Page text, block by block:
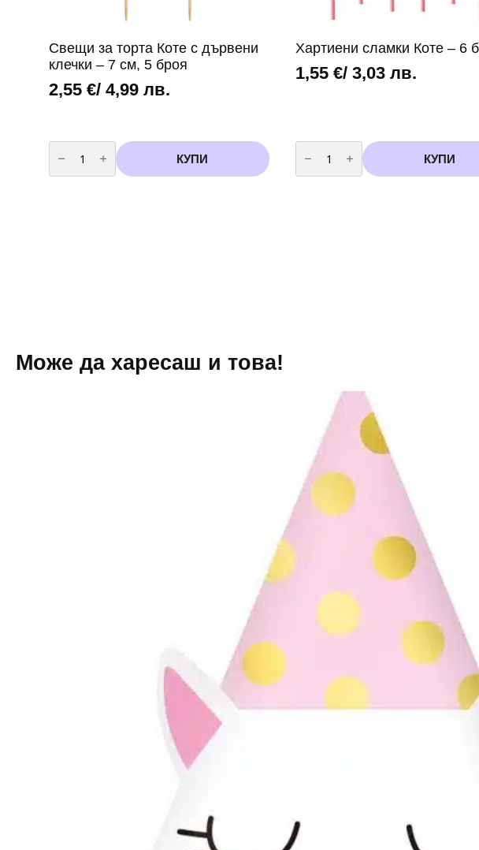
Свещи за торта Коте с дървени
клечки – 7 см, 5 броя
2,55 €/ 4,99 лв.
количество
за
Свещи
за
КУПИ
Хартиени сламки Коте – 6
1,55€/ 3,03 лв.
количество
за
Хартиени
сламки
КУПИ
Може да харесаш и това!